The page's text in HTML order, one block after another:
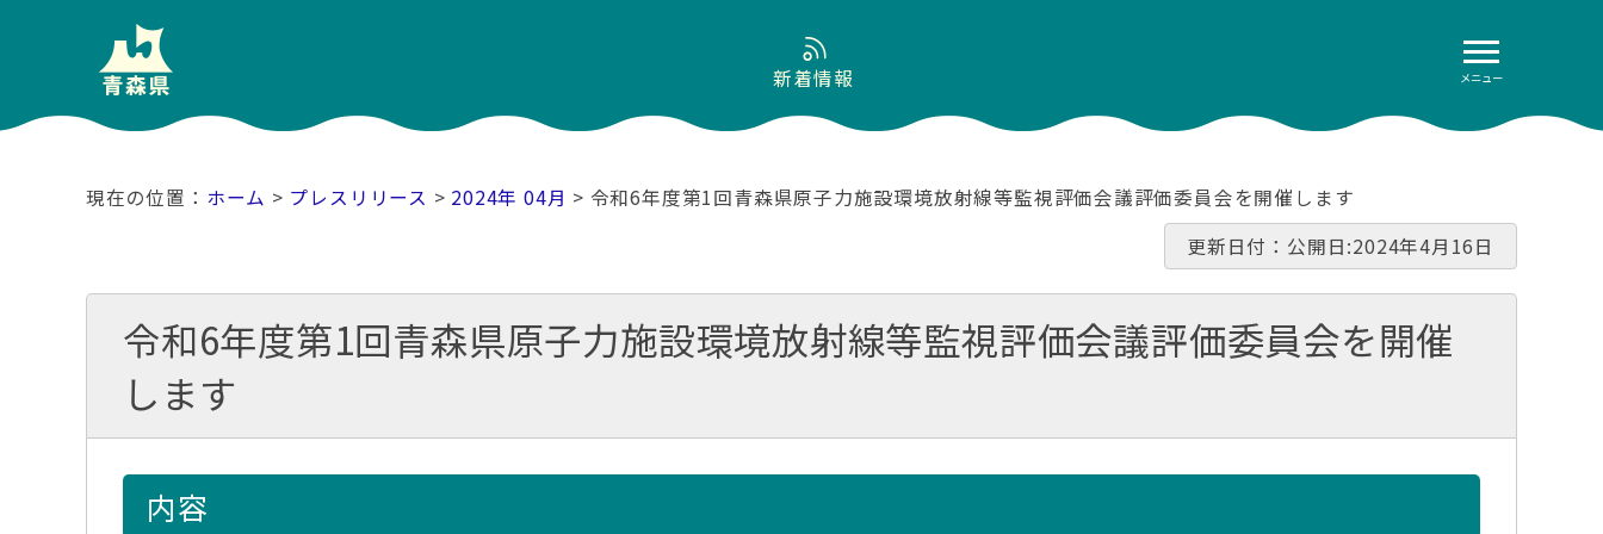
メニュー
新着情報
ホーム > プレスリリース > 2024年 04月 > 令和6年度第1回青森県原子力施設環境放射線等監視評価会議評価委員会を開催します
更新日付：公開日:2024年4月16日
令和6年度第1回青森県原子力施設環境放射線等監視評価会議評価委員会を開催
します
内容